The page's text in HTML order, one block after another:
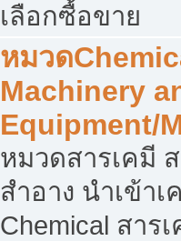
เลือกซื้อขาย
หมวด
Machinery
Equipment/
หมวดสารเคมี
สำอาง นำเข้
Chemical สาร